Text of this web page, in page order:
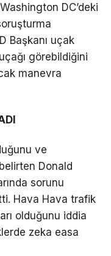
LinkedIn
Telegram
DC’deki
Başkanı uçak
görebildiğini
manevra
ve
Donald
sorunu
Hava Hava trafik
olduğunu iddia
zeka easa